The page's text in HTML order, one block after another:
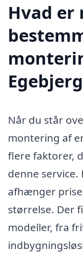
Hvad er
Når du står
montering af
flere faktorer,
denne
afhænger
størrelse. Der
modeller, fra